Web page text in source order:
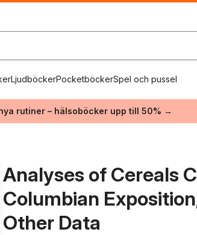
LjudböckerPocketböckerSpel och pussel
rutiner – hälsoböcker upp till 50% →
Analyses of Cereals
Columbian
Other Data